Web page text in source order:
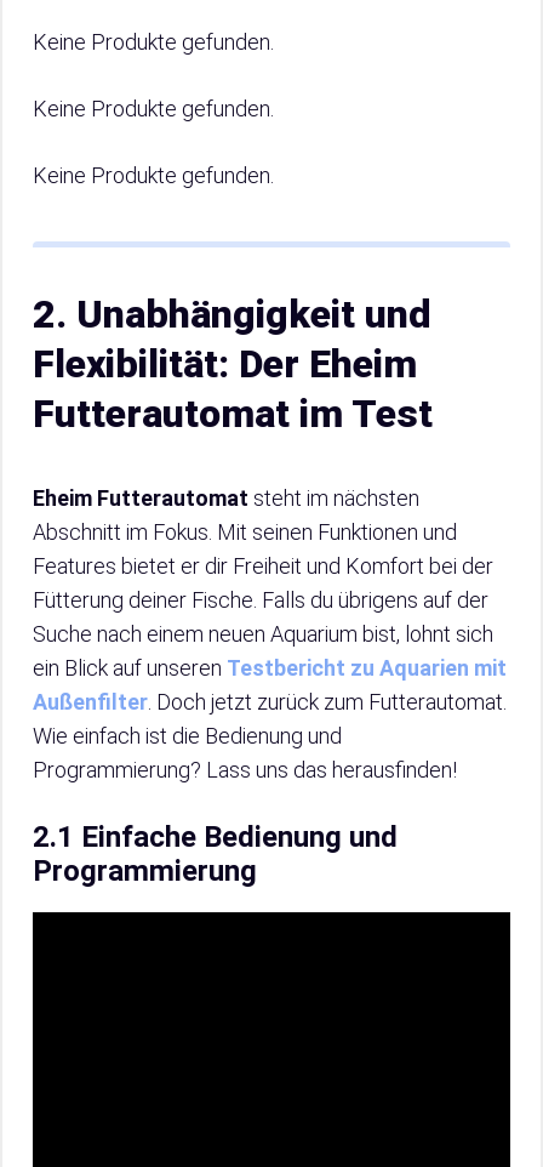
Keine Produkte gefunden.
Keine Produkte gefunden.
Keine Produkte gefunden.
2. Unabhängigkeit und
Flexibilität: Der Eheim
Futterautomat im Test
Eheim Futterautomat steht im nächsten
Abschnitt im Fokus. Mit seinen Funktionen und
Features bietet er dir Freiheit und Komfort bei der
Fütterung deiner Fische. Falls du übrigens auf der
Suche nach einem neuen Aquarium bist, lohnt sich
ein Blick auf unseren Testbericht zu Aquarien mit
Außenfilter . Doch jetzt zurück zum Futterautomat.
Wie einfach ist die Bedienung und
Programmierung? Lass uns das herausfinden!
2.1 Einfache Bedienung und
Programmierung